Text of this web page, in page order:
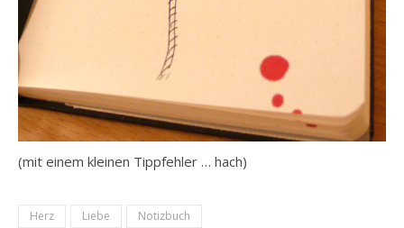
(mit einem kleinen Tippfehler … hach)
Herz Liebe Notizbuch